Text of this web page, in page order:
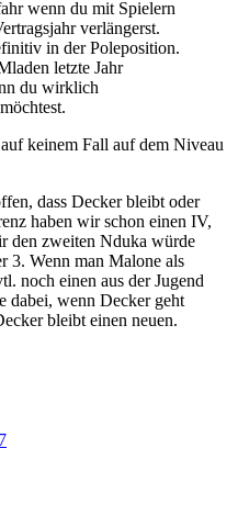
wenn du mit Spielern
verlängerst.
in der Poleposition.
letzte Jahr
du wirklich
keinem Fall auf dem Niveau
dass Decker bleibt oder
haben wir schon einen IV,
den zweiten Nduka würde
3. Wenn man Malone als
noch einen aus der Jugend
dabei, wenn Decker geht
bleibt einen neuen.